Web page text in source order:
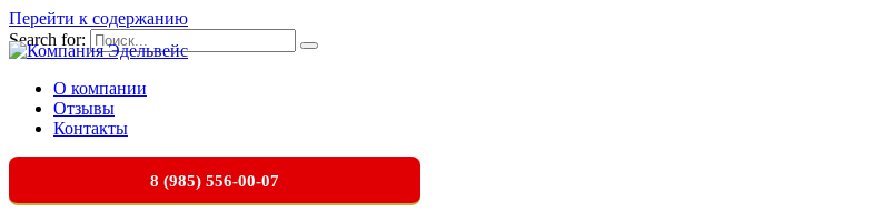
Перейти к содержанию
Search for:
О компании
Отзывы
Контакты
8 (985) 556-00-07